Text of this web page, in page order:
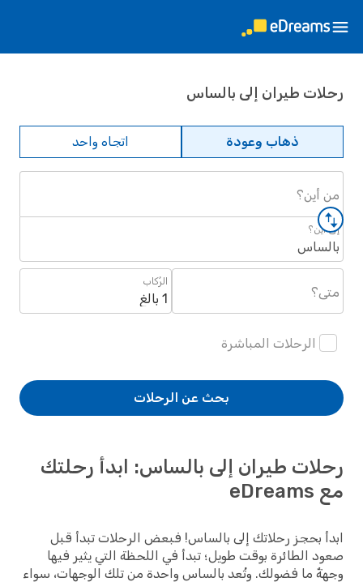
رحلات طيران إلى بالساس
ذهاب وعودة اتجاه واحد
من أين؟
إلى أين؟
بالساس
متى؟
الرُكاب
1 بالغ
الرحلات المباشرة
بحث عن الرحلات
رحلات طيران إلى بالساس: ابدأ رحلتك
مع eDreams
ابدأ بحجز رحلاتك إلى بالساس! فبعض الرحلات تبدأ قبل
صعود الطائرة بوقت طويل؛ تبدأ في اللحظة التي يثير فيها
وجهةٌ ما فضولك. وتُعد بالساس واحدة من تلك الوجهات، سواء